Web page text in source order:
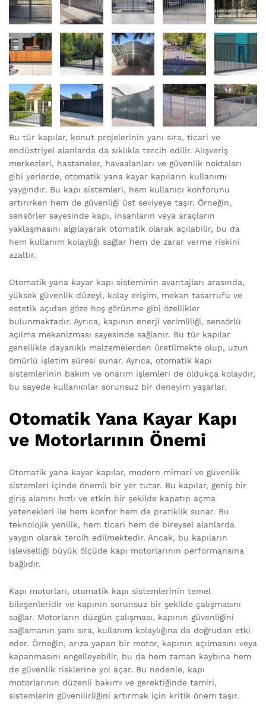
Bu tür kapılar, konut projelerinin yanı sıra, ticari ve
endüstriyel alanlarda da sıklıkla tercih edilir. Alışveriş
merkezleri, hastaneler, havaalanları ve güvenlik noktaları
gibi yerlerde, otomatik yana kayar kapıların kullanımı
yaygındır. Bu kapı sistemleri, hem kullanıcı konforunu
artırırken hem de güvenliği üst seviyeye taşır. Örneğin,
sensörler sayesinde kapı, insanların veya araçların
yaklaşmasını algılayarak otomatik olarak açılabilir, bu da
hem kullanım kolaylığı sağlar hem de zarar verme riskini
azaltır.
Otomatik yana kayar kapı sisteminin avantajları arasında,
yüksek güvenlik düzeyi, kolay erişim, mekan tasarrufu ve
estetik açıdan göze hoş görünme gibi özellikler
bulunmaktadır. Ayrıca, kapının enerji verimliliği, sensörlü
açılma mekanizması sayesinde sağlanır. Bu tür kapılar
genellikle dayanıklı malzemelerden üretilmekte olup, uzun
ömürlü işletim süresi sunar. Ayrıca, otomatik kapı
sistemlerinin bakım ve onarım işlemleri de oldukça kolaydır,
bu sayede kullanıcılar sorunsuz bir deneyim yaşarlar.
Otomatik Yana Kayar Kapı
ve Motorlarının Önemi
Otomatik yana kayar kapılar, modern mimari ve güvenlik
sistemleri içinde önemli bir yer tutar. Bu kapılar, geniş bir
giriş alanını hızlı ve etkin bir şekilde kapatıp açma
yetenekleri ile hem konfor hem de pratiklik sunar. Bu
teknolojik yenilik, hem ticari hem de bireysel alanlarda
yaygın olarak tercih edilmektedir. Ancak, bu kapıların
işlevselliği büyük ölçüde kapı motorlarının performansına
bağlıdır.
Kapı motorları, otomatik kapı sistemlerinin temel
bileşenleridir ve kapının sorunsuz bir şekilde çalışmasını
sağlar. Motorların düzgün çalışması, kapının güvenliğini
sağlamanın yanı sıra, kullanım kolaylığına da doğrudan etki
eder. Örneğin, arıza yapan bir motor, kapının açılmasını veya
kapanmasını engelleyebilir, bu da hem zaman kaybına hem
de güvenlik risklerine yol açar. Bu nedenle, kapı
motorlarının düzenli bakımı ve gerektiğinde tamiri,
sistemlerin güvenilirliğini artırmak için kritik önem taşır.